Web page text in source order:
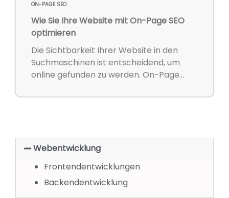
ON-PAGE SEO
Wie Sie Ihre Website mit On-Page SEO
optimieren
Die Sichtbarkeit Ihrer Website in den
Suchmaschinen ist entscheidend, um
online gefunden zu werden. On-Page...
Webentwicklung
Frontendentwicklungen
Backendentwicklung